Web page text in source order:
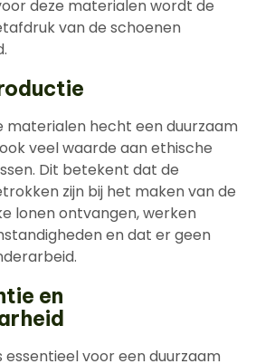
deze materialen wordt de
van de schoenen
materialen hecht een duurzaam
veel waarde aan ethische
Dit betekent dat de
zijn bij het maken van de
lonen ontvangen, werken
en dat er geen
en
essentieel voor een duurzaam